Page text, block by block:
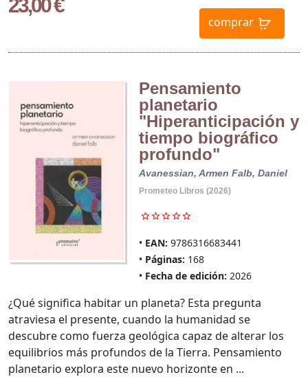
23,00 €
comprar
Pensamiento
planetario
"Hiperanticipación y
tiempo biográfico
profundo"
Avanessian, Armen Falb, Daniel
Prometeo Libros (2026)
EAN: 9786316683441
Páginas: 168
Fecha de edición: 2026
¿Qué significa habitar un planeta? Esta pregunta
atraviesa el presente, cuando la humanidad se
descubre como fuerza geológica capaz de alterar los
equilibrios más profundos de la Tierra. Pensamiento
planetario explora este nuevo horizonte en ...